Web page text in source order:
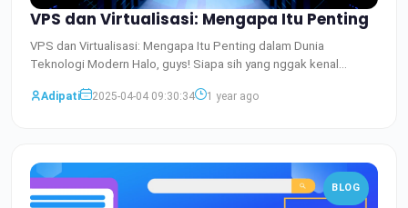
VPS dan Virtualisasi: Mengapa Itu Penting
VPS dan Virtualisasi: Mengapa Itu Penting dalam Dunia
Teknologi Modern Halo, guys! Siapa sih yang nggak kenal
Adipati
2025-04-04 09:30:34 1 year ago
BLOG